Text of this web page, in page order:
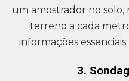
um amostrador no solo,
terreno a cada
informações
3.